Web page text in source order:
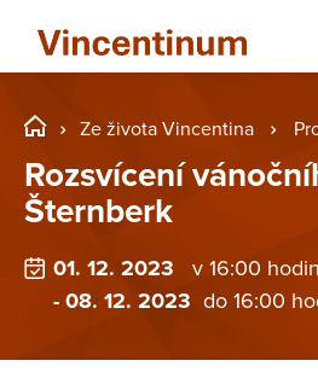
Ze života Vincentina
Rozsvícení
Šternberk
01. 12. 2023
v 16:00 hodin
- 08. 12. 2023 do 16:00